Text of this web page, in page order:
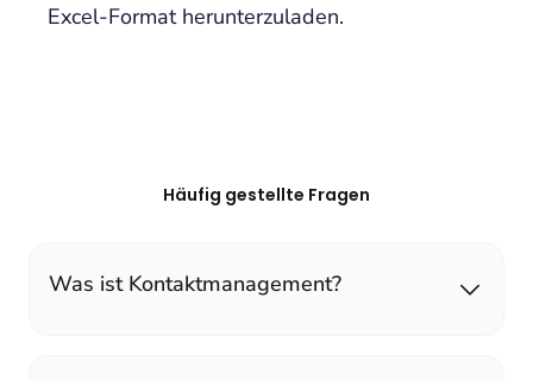
Excel-Format herunterzuladen.
Häufig gestellte Fragen
Was ist Kontaktmanagement?